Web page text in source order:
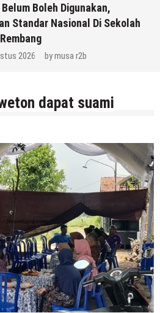
Boleh Digunakan,
Standar Nasional Di Sekolah
2026 bymusa r2b
dapat suami